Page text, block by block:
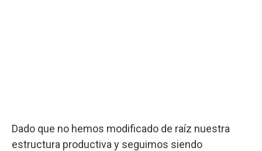
Dado que no hemos modificado de raíz nuestra
estructura productiva y seguimos siendo